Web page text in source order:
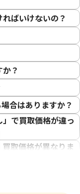
359.2g
参考買取価格
9,828,300
ばいけないの？
？
合はありますか？
で買取価格が違っ
取価格が異なりま